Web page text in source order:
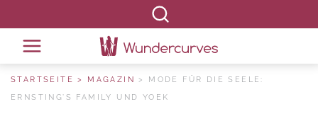
STARTSEITE MAGAZIN
MODE FÜR DIE SEELE:
ERNSTING’S FAMILY UND YOEK